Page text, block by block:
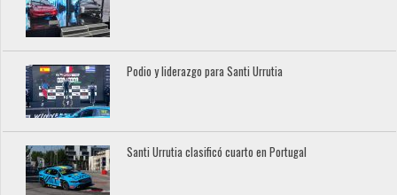
Podio y liderazgo para Santi Urrutia
Santi Urrutia clasificó cuarto en Portugal